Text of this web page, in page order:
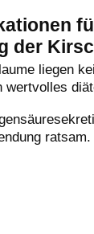
der
liegen
wertvolles
ratsam.